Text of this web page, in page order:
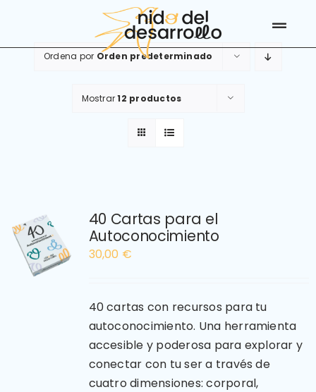
contenido
Servicios
40 Cartas
Conócenos
Blog
Contacto
Ordena por Orden predeterminado
Mostrar12 productos
40 Cartas para el
Autoconocimiento
30,00 €
40 cartas con recursos para tu
autoconocimiento. Una herramienta
accesible y poderosa para explorar y
conectar con tu ser a través de
cuatro dimensiones: corporal,